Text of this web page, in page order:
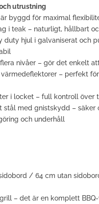
utrustning
är byggd för maximal
i teak – naturligt, hållbart
duty hjul i galvaniserat och
nivåer – gör det enkelt
– perfekt
i locket – full kontroll över
stål med gnistskydd – säker
och underhåll
/ 64 cm utan
– det är en komplett